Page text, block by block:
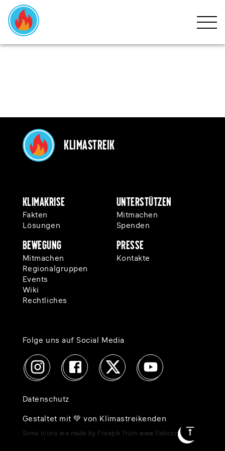
MITMACHEN
EVENTS
SPENDEN
Klimastreik
Klimakrise
Fakten
Lösungen
Unterstützen
Mitmachen
Spenden
Bewegung
Mitmachen
Regionalgruppen
Events
Wiki
Rechtliches
Presse
Kontakte
Folge uns auf Social Media
Datenschutz
Gestaltet mit 💚 von Klimastreikenden
Some Icons are made by Freepik from www.flaticon.com